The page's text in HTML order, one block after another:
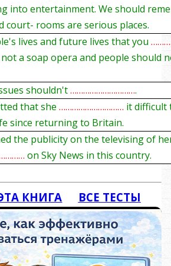
into entertainment. We should
court- rooms are serious places.
lives and future lives that you
a soap opera and people should
shouldn't………………………….
that she………………………… it difficult
since returning to Britain.
the publicity on the televising of
on Sky News in this country.
КНИГА ВСЕ ТЕСТЫ